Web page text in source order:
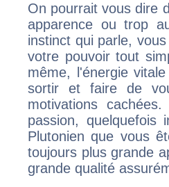
On pourrait vous dire
apparence ou trop
instinct qui parle,
votre pouvoir tout
même, l'énergie
sortir et faire de
motivations
passion, quelquefois
Plutonien que vous
toujours plus grande
grande qualité